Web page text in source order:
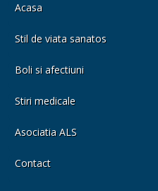
Acasa
Stil de viata sanatos
Boli si afectiuni
Stiri medicale
Asociatia ALS
Contact